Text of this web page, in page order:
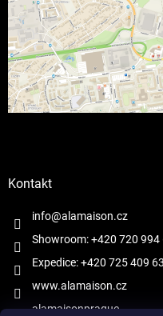
Kontakt
info@alamaison.cz
Showroom: +420 720 994
Expedice: +420 725 409
www.alamaison.cz
alamaisonprague